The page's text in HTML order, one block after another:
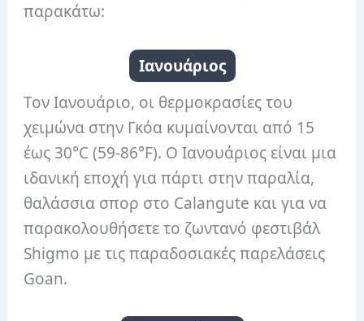
παρακάτω:
Ιανουάριος
Τον Ιανουάριο, οι θερμοκρασίες του
χειμώνα στην Γκόα κυμαίνονται από 15
έως 30°C (59-86°F). Ο Ιανουάριος είναι μια
ιδανική εποχή για πάρτι στην παραλία,
θαλάσσια σπορ στο Calangute και για να
παρακολουθήσετε το ζωντανό φεστιβάλ
Shigmo με τις παραδοσιακές παρελάσεις
Goan.